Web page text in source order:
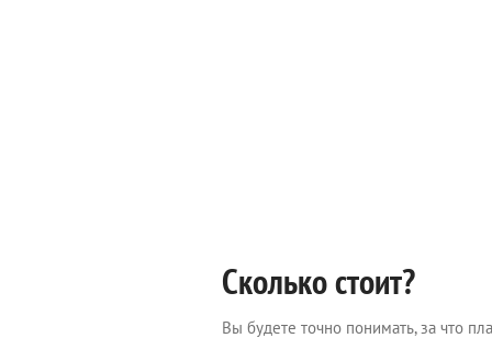
Сколько стоит?
Вы будете точно понимать, за что